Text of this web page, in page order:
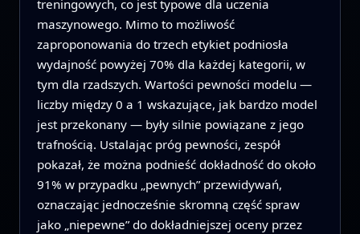
treningowych, co jest typowe dla uczenia
maszynowego. Mimo to możliwość
zaproponowania do trzech etykiet podniosła
wydajność powyżej 70% dla każdej kategorii, w
tym dla rzadszych. Wartości pewności modelu —
liczby między 0 a 1 wskazujące, jak bardzo model
jest przekonany — były silnie powiązane z jego
trafnością. Ustalając próg pewności, zespół
pokazał, że można podnieść dokładność do około
91% w przypadku „pewnych” przewidywań,
oznaczając jednocześnie skromną część spraw
jako „niepewne” do dokładniejszej oceny przez